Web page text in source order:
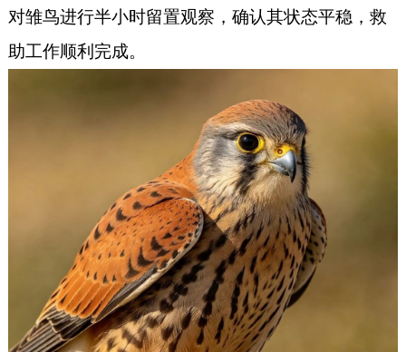
对雏鸟进行半小时留置观察，确认其状态平稳，救
助工作顺利完成。